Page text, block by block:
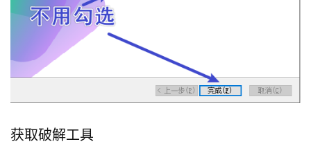
获取破解工具